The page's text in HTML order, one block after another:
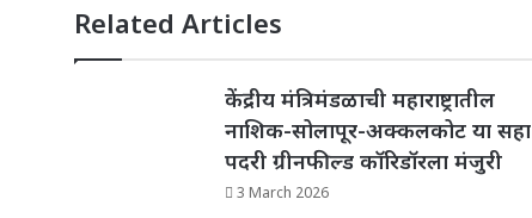
at
s
c
e
itt
e
r
k
e
dI
n
l e
Related Articles
केंद्रीय मंत्रिमंडळाची महाराष्ट्रातील
नाशिक-सोलापूर-अक्कलकोट या सहा
पदरी ग्रीनफील्ड कॉरिडॉरला मंजुरी
3 March 2026